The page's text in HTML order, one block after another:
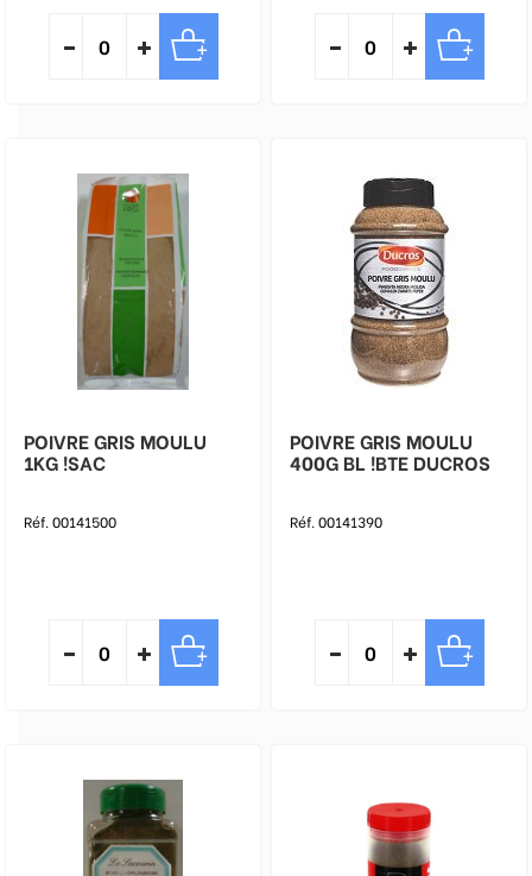
POIVRE GRIS MOULU
1KG !SAC
Réf. 00141500
POIVRE GRIS MOULU
400G BL !BTE DUCROS
Réf. 00141390